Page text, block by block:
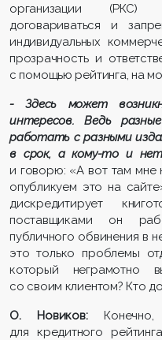
организации (РКС)
договариваться и
индивидуальных
прозрачность и
с помощью рейтинга, на
- Здесь может
интересов. Ведь
работать с разными
в срок, а кому-то и
и говорю: «А вот там мне
опубликуем это на
дискредитирует
поставщиками он
публичного обвинения в
это только проблемы
который неграмотно
со своим клиентом? Кто
О. Новиков:Конечно,
для кредитного